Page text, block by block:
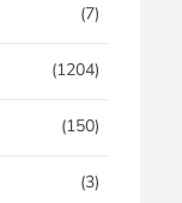
(7)
(1204)
(150)
(3)